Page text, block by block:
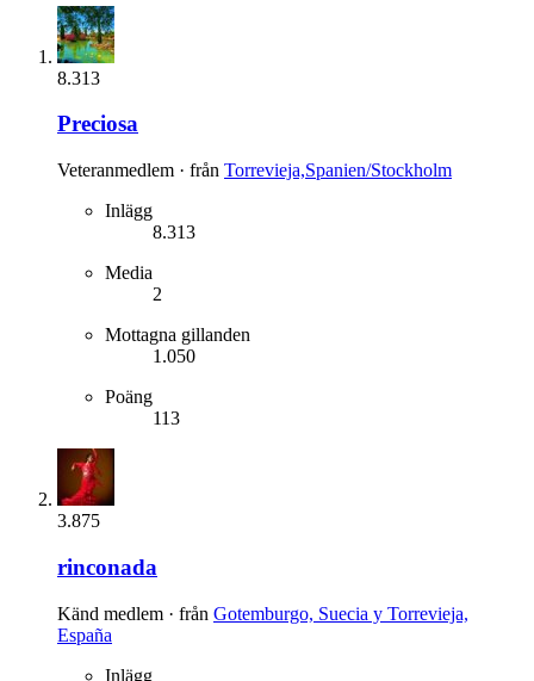
8.313
Preciosa
Veteranmedlem · från Torrevieja,Spanien/Stockholm
Inlägg
8.313
Media
2
Mottagna gillanden
1.050
Poäng
113
3.875
rinconada
Känd medlem · från Gotemburgo, Suecia y Torrevieja,
España
Inlägg